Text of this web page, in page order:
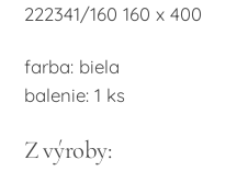
222341/160 160 x 400
farba: biela
balenie: 1 ks
Z výroby: